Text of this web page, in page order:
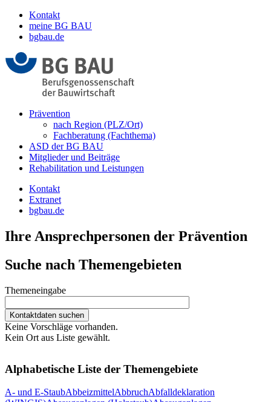
Kontakt
meine BG BAU
bgbau.de
Prävention
nach Region (PLZ/Ort)
Fachberatung (Fachthema)
ASD der BG BAU
Mitglieder und Beiträge
Rehabilitation und Leistungen
Kontakt
Extranet
bgbau.de
Ihre Ansprechpersonen der Prävention
Suche nach Themengebieten
Themeneingabe
Keine Vorschläge vorhanden.
Kein Ort aus Liste gewählt.
Alphabetische Liste der Themengebiete
A- und E-StaubAbbeizmittelAbbruchAbfalldeklaration